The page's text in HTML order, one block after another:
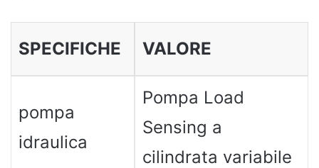
SPECIFICHE VALORE
pompa
idraulica
Pompa Load
Sensing a
cilindrata variabile